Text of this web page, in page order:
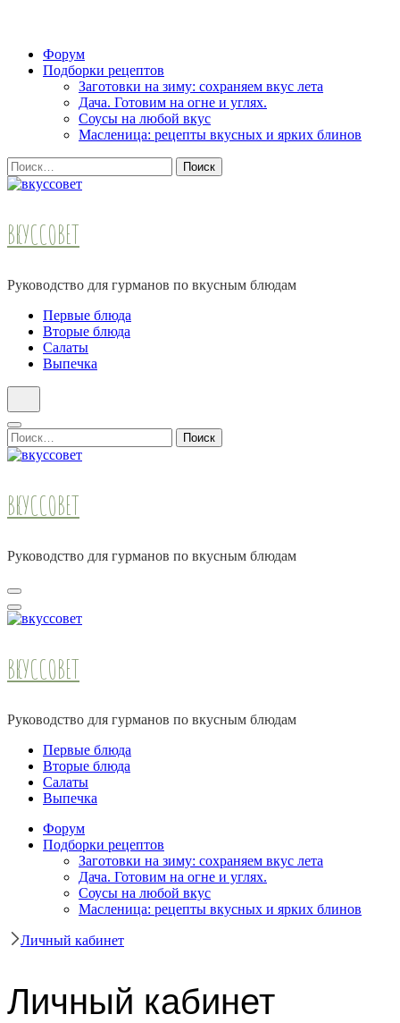
Skip
Форум
Подборки рецептов
Заготовки на зиму: сохраняем вкус лета
Дача. Готовим на огне и углях.
Соусы на любой вкус
Масленица: рецепты вкусных и ярких блинов
Найти:
ВКУССОВЕТ
Руководство для гурманов по вкусным блюдам
Первые блюда
Вторые блюда
Салаты
Выпечка
Найти:
ВКУССОВЕТ
Руководство для гурманов по вкусным блюдам
ВКУССОВЕТ
Руководство для гурманов по вкусным блюдам
Первые блюда
Вторые блюда
Салаты
Выпечка
Форум
Подборки рецептов
Заготовки на зиму: сохраняем вкус лета
Дача. Готовим на огне и углях.
Соусы на любой вкус
Масленица: рецепты вкусных и ярких блинов
Личный кабинет
Личный кабинет